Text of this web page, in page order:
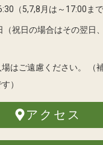
（5,7,8月は～17:00まで
（祝日の場合はその翌日
はご遠慮ください。
（
）
アクセス